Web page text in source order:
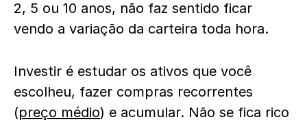
2, 5 ou 10 anos, não faz sentido ficar
vendo a variação da carteira toda hora.
Investir é estudar os ativos que você
escolheu, fazer compras recorrentes
(preço médio) e acumular. Não se fica rico